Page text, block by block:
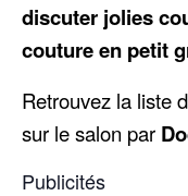
discuter jolies
couture en petit
Retrouvez la liste
sur le salon par
Publicités